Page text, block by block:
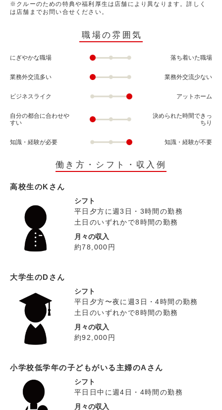
※クルーのための特典や福利厚生は店舗により異なります。詳しく
は店舗までお問い合せください。
職場の雰囲気
にぎやかな職場 落ち着いた職場
業務外交流多い 業務外交流少ない
ビジネスライク アットホーム
自分の都合に合わせや
すい
決められた時間できっ
ちり
知識・経験が必要 知識・経験が不要
働き方・シフト・収入例
高校生のKさん
シフト
平日夕方に週3日・3時間の勤務
土日のいずれかで8時間の勤務
月々の収入
約78,000円
大学生のDさん
シフト
平日夕方〜夜に週3日・4時間の勤務
土日のいずれかで8時間の勤務
月々の収入
約92,000円
小学校低学年の子どもがいる主婦のAさん
シフト
平日日中に週4日・4時間の勤務
月々の収入